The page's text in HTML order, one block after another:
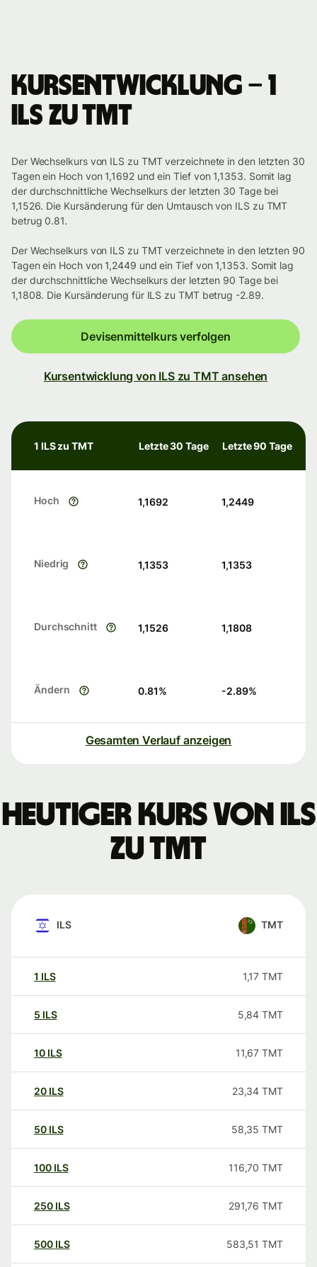
Kursentwicklung – 1
ILS zu TMT
Der Wechselkurs von ILS zu TMT verzeichnete in den letzten 30
Tagen ein Hoch von 1,1692 und ein Tief von 1,1353. Somit lag
der durchschnittliche Wechselkurs der letzten 30 Tage bei
1,1526. Die Kursänderung für den Umtausch von ILS zu TMT
betrug 0.81.
Der Wechselkurs von ILS zu TMT verzeichnete in den letzten 90
Tagen ein Hoch von 1,2449 und ein Tief von 1,1353. Somit lag
der durchschnittliche Wechselkurs der letzten 90 Tage bei
1,1808. Die Kursänderung für ILS zu TMT betrug -2.89.
Devisenmittelkurs verfolgen
Kursentwicklung von ILS zu TMT ansehen
1 ILS zu TMT Letzte 30 Tage Letzte 90 Tage
Hoch 1,1692 1,2449
Niedrig 1,1353 1,1353
Durchschnitt 1,1526 1,1808
Ändern 0.81% -2.89%
Gesamten Verlauf anzeigen
Heutiger Kurs von ILS
zu TMT
ILS TMT
1 ILS 1,17 TMT
5 ILS 5,84 TMT
10 ILS 11,67 TMT
20 ILS 23,34 TMT
50 ILS 58,35 TMT
100 ILS 116,70 TMT
250 ILS 291,76 TMT
500 ILS 583,51 TMT